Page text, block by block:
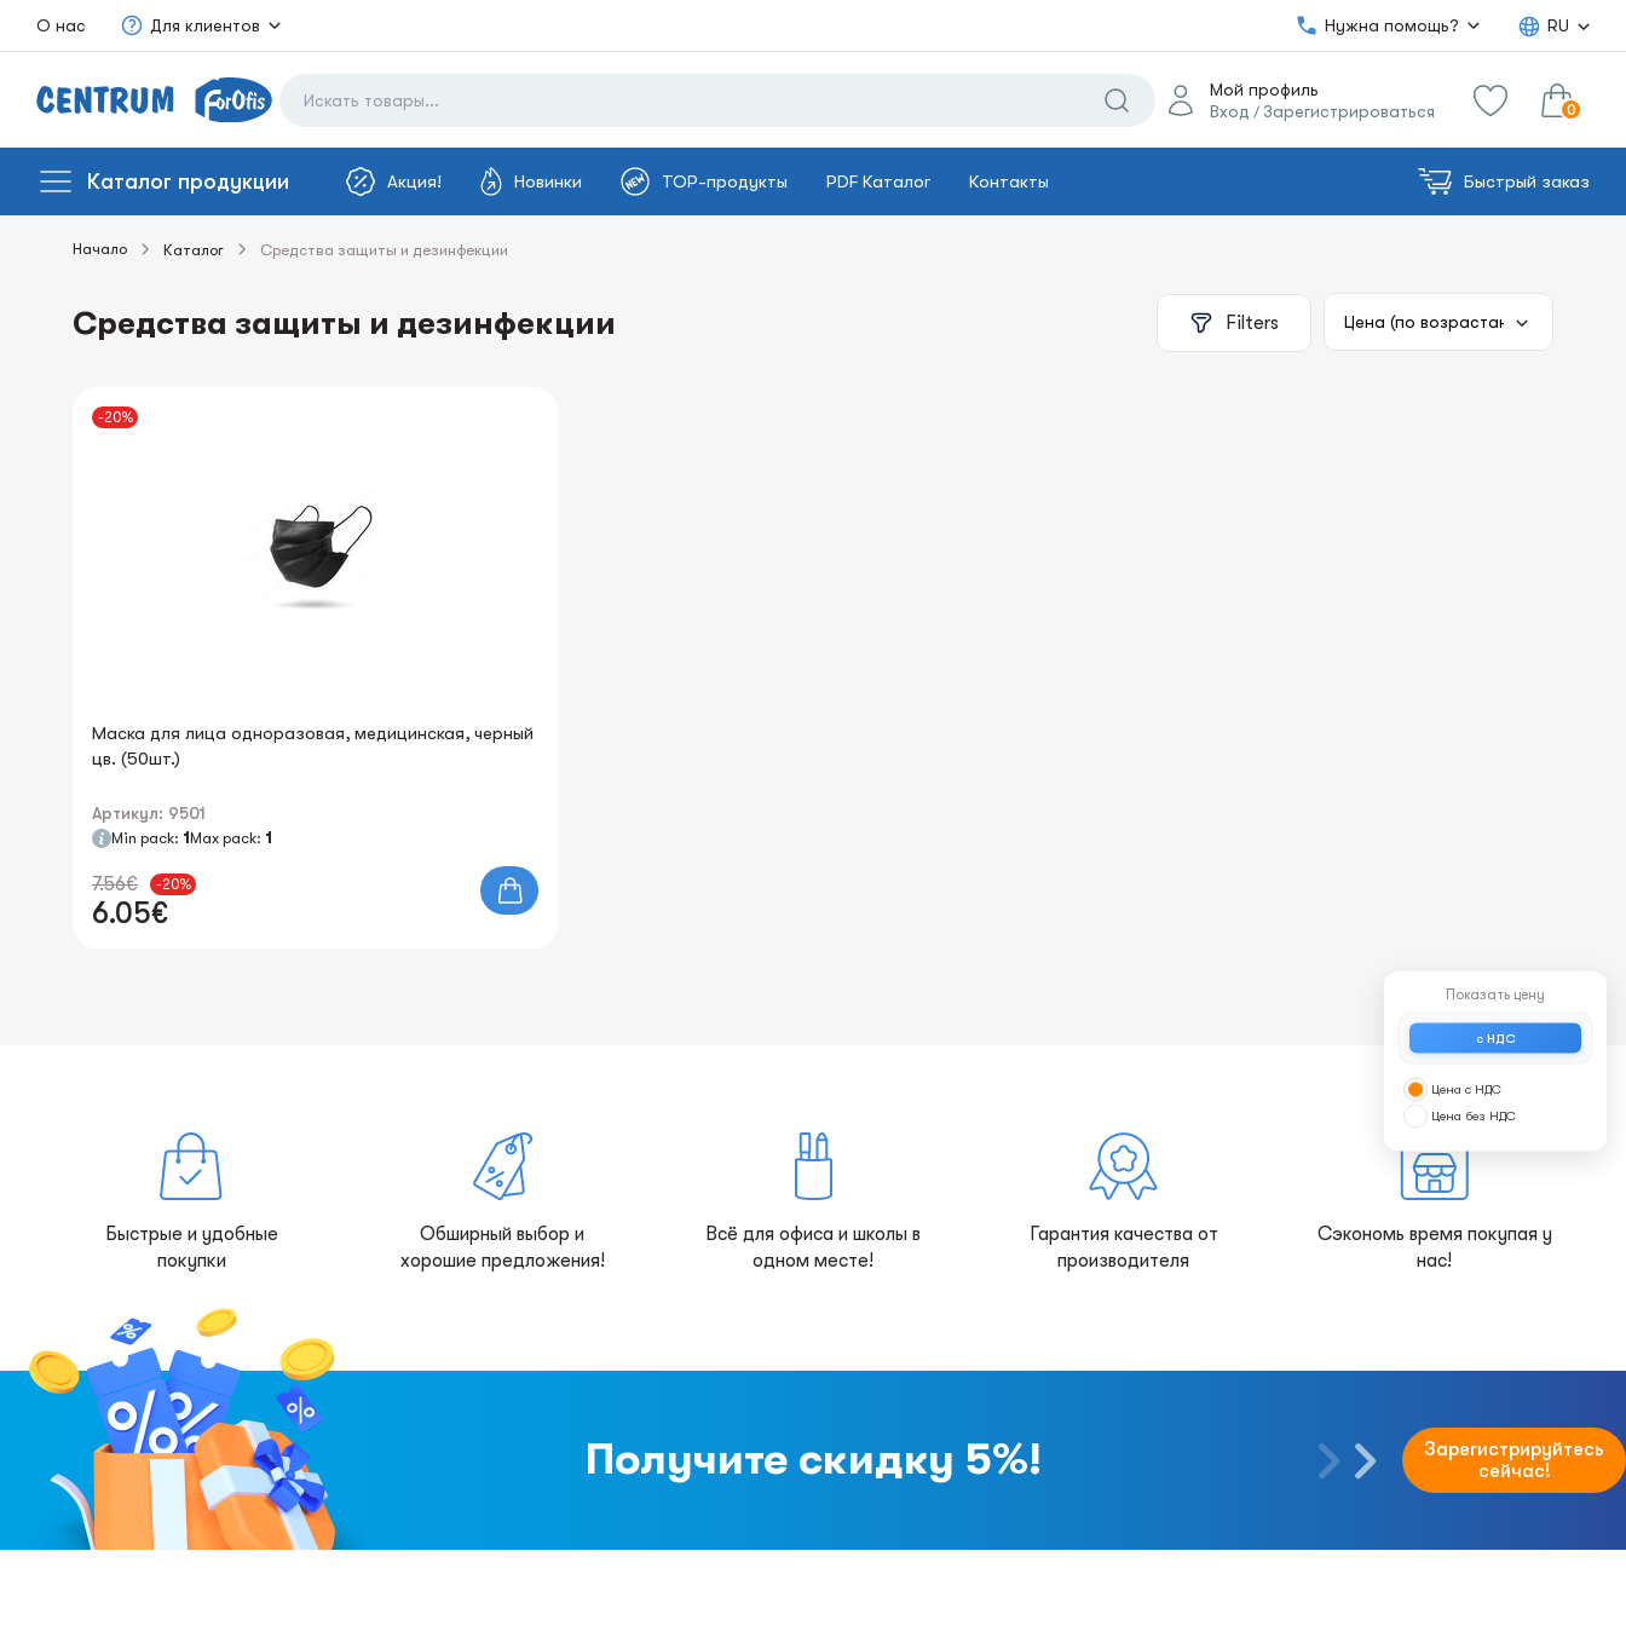
О нас Для клиентов Нужна помощь? RU
Мой профиль
Вход / Зарегистрироваться 0
Каталог продукции Акция! Новинки TOP-продукты PDF Каталог Контакты Быстрый заказ
Начало Каталог Средства защиты и дезинфекции
Средства защиты и дезинфекции Filters
-20%
Маска для лица одноразовая, медицинская, черный
цв. (50шт.)
Артикул: 9501
Min pack: 1Max pack: 1
7.56€ -20%
6.05€
Показать цену
с НДС
Цена с НДС
Цена без НДС
Быстрые и удобные
покупки
Обширный выбор и
хорошие предложения!
Всё для офиса и школы в
одном месте!
Гарантия качества от
производителя
Сэкономь время покупая у
нас!
Получите скидку 5%!
Зарегистрируйтесь
сейчас!